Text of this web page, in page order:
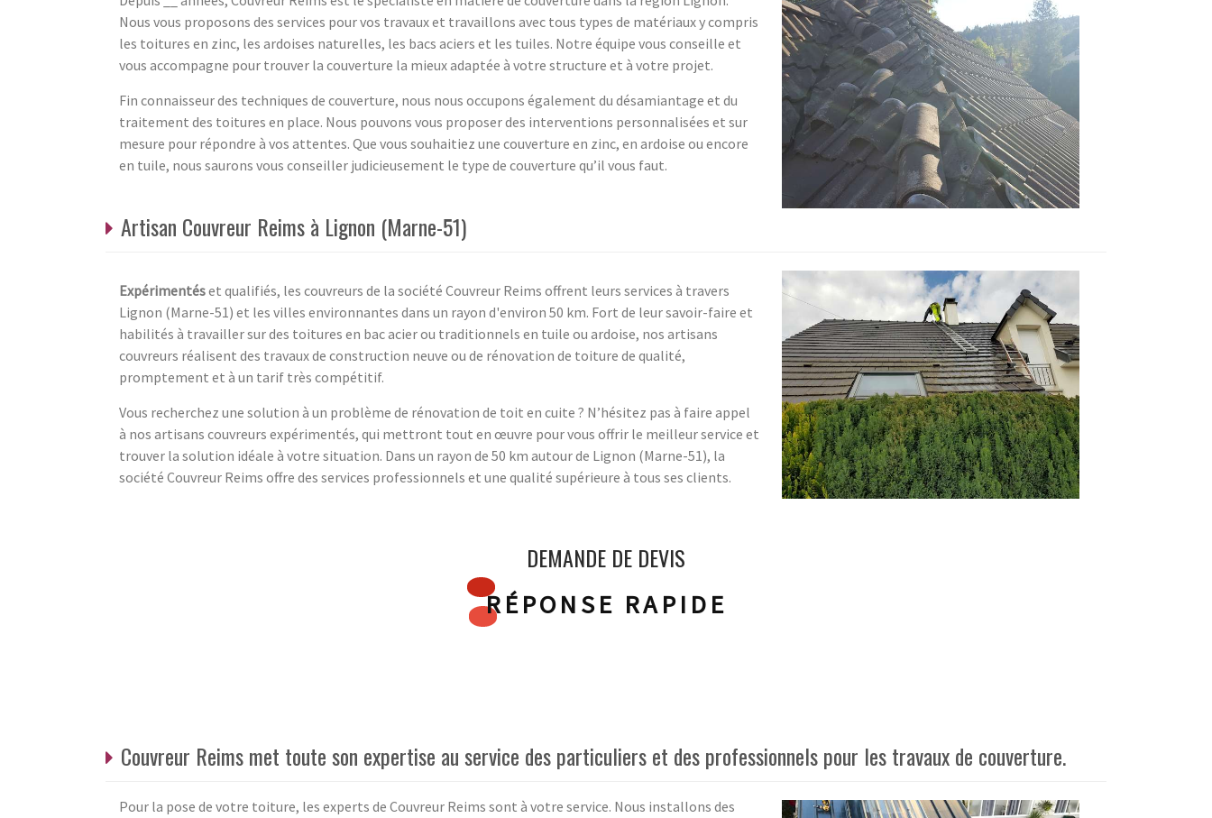
Nous vous proposons des services pour vos travaux et travaillons avec tous types de matériaux y compris
les toitures en zinc, les ardoises naturelles, les bacs aciers et les tuiles. Notre équipe vous conseille et
vous accompagne pour trouver la couverture la mieux adaptée à votre structure et à votre projet.
Fin connaisseur des techniques de couverture, nous nous occupons également du désamiantage et du
traitement des toitures en place. Nous pouvons vous proposer des interventions personnalisées et sur
mesure pour répondre à vos attentes. Que vous souhaitiez une couverture en zinc, en ardoise ou encore
en tuile, nous saurons vous conseiller judicieusement le type de couverture qu’il vous faut.
Artisan Couvreur Reims à Lignon (Marne-51)
Expérimentéset qualifiés, les couvreurs de la société Couvreur Reims offrent leurs services à travers
Lignon (Marne-51) et les villes environnantes dans un rayon d'environ 50 km. Fort de leur savoir-faire et
habilités à travailler sur des toitures en bac acier ou traditionnels en tuile ou ardoise, nos artisans
couvreurs réalisent des travaux de construction neuve ou de rénovation de toiture de qualité,
promptement et à un tarif très compétitif.
Vous recherchez une solution à un problème de rénovation de toit en cuite ? N’hésitez pas à faire appel
à nos artisans couvreurs expérimentés, qui mettront tout en œuvre pour vous offrir le meilleur service et
trouver la solution idéale à votre situation. Dans un rayon de 50 km autour de Lignon (Marne-51), la
société Couvreur Reims offre des services professionnels et une qualité supérieure à tous ses clients.
DEMANDE DE DEVIS
RÉPONSE RAPIDE
Couvreur Reims met toute son expertise au service des particuliers et des professionnels pour les travaux de couverture.
Pour la pose de votre toiture, les experts de Couvreur Reims sont à votre service. Nous installons des